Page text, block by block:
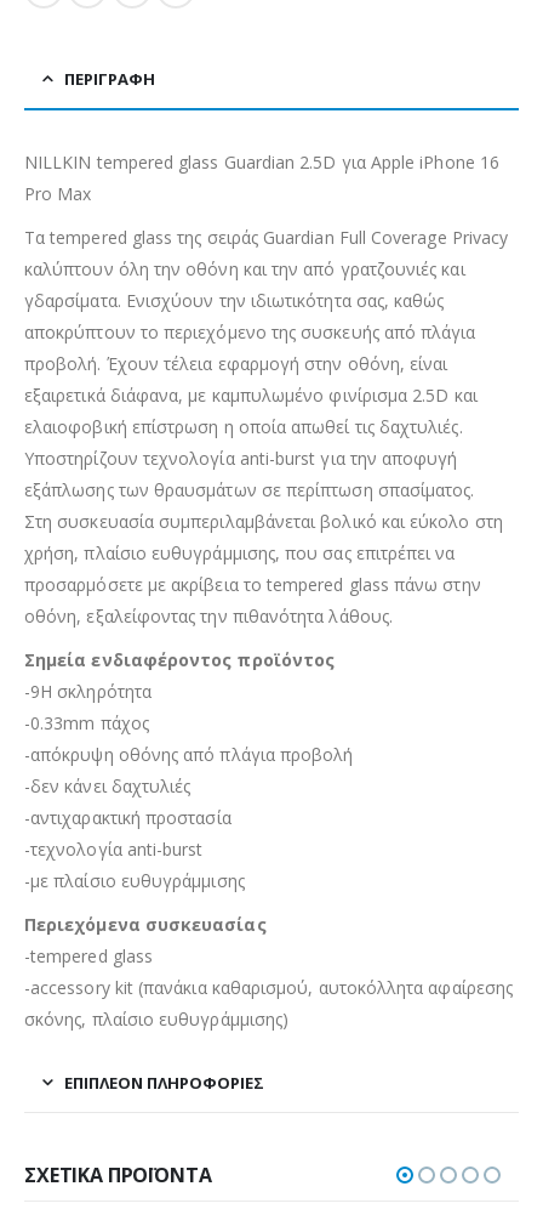
ΠΕΡΙΓΡΑΦΉ
NILLKIN tempered glass Guardian 2.5D για Apple iPhone 16
Pro Max
Τα tempered glass της σειράς Guardian Full Coverage Privacy
καλύπτουν όλη την οθόνη και την από γρατζουνιές και
γδαρσίματα. Ενισχύουν την ιδιωτικότητα σας, καθώς
αποκρύπτουν το περιεχόμενο της συσκευής από πλάγια
προβολή. Έχουν τέλεια εφαρμογή στην οθόνη, είναι
εξαιρετικά διάφανα, με καμπυλωμένο φινίρισμα 2.5D και
ελαιοφοβική επίστρωση η οποία απωθεί τις δαχτυλιές.
Υποστηρίζουν τεχνολογία anti-burst για την αποφυγή
εξάπλωσης των θραυσμάτων σε περίπτωση σπασίματος.
Στη συσκευασία συμπεριλαμβάνεται βολικό και εύκολο στη
χρήση, πλαίσιο ευθυγράμμισης, που σας επιτρέπει να
προσαρμόσετε με ακρίβεια το tempered glass πάνω στην
οθόνη, εξαλείφοντας την πιθανότητα λάθους.
Σημεία ενδιαφέροντος προϊόντος
-9H σκληρότητα
-0.33mm πάχος
-απόκρυψη οθόνης από πλάγια προβολή
-δεν κάνει δαχτυλιές
-αντιχαρακτική προστασία
-τεχνολογία anti-burst
-με πλαίσιο ευθυγράμμισης
Περιεχόμενα συσκευασίας
-tempered glass
-accessory kit (πανάκια καθαρισμού, αυτοκόλλητα αφαίρεσης
σκόνης, πλαίσιο ευθυγράμμισης)
ΕΠΙΠΛΈΟΝ ΠΛΗΡΟΦΟΡΊΕΣ
ΣΧΕΤΙΚΆ ΠΡΟΪΌΝΤΑ